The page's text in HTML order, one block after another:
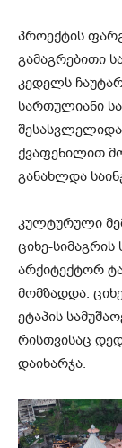
პროექტის
გამაგრებითი
კედელს
სართულიანი
ქვაფენილით
განახლდა
კულტურული
ციხე-
არქიტექტორ
მომზადდა.
ეტაპის
რისთვისაც
დაიხარჯა.